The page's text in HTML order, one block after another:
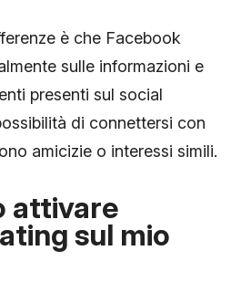
è che Facebook
sulle informazioni e
presenti sul social
di connettersi con
amicizie o interessi simili.
attivare
sul mio